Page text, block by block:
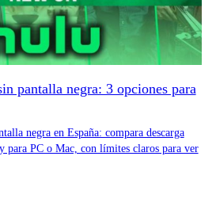
pantalla negra: 3 opciones para
negra en España: compara descarga
PC o Mac, con límites claros para ver